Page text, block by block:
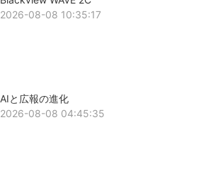
2026-08-08 10:35:17
AIと広報の進化
2026-08-08 04:45:35